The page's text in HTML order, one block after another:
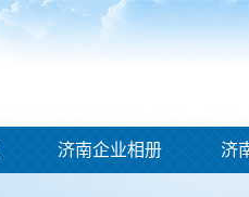
济南企业相册 济